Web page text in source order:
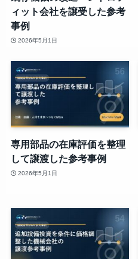
ィット会社を譲受した参考
事例
2026年5月1日
専用部品の在庫評価を整理
して譲渡した参考事例
2026年5月1日